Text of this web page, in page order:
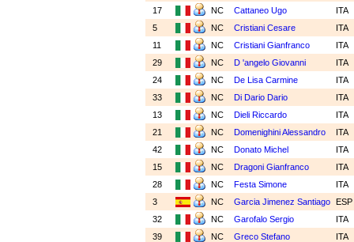
17
NC Cattaneo Ugo
ITA
5
NC Cristiani Cesare
ITA
11
NC Cristiani Gianfranco
ITA
29
NC D 'angelo Giovanni
ITA
24
NC De Lisa Carmine
ITA
33
NC Di Dario Dario
ITA
13
NC Dieli Riccardo
ITA
21
NC Domenighini Alessandro
ITA
42
NC Donato Michel
ITA
15
NC Dragoni Gianfranco
ITA
28
NC Festa Simone
ITA
3
NC Garcia Jimenez Santiago ESP
32
NC Garofalo Sergio
ITA
39
NC Greco Stefano
ITA